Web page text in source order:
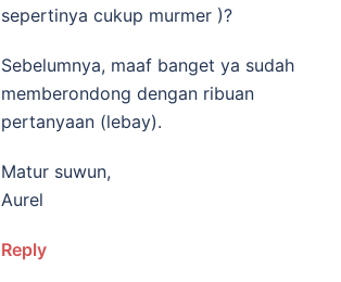
sepertinya cukup murmer )?
Sebelumnya, maaf banget ya sudah
memberondong dengan ribuan
pertanyaan (lebay).
Matur suwun,
Aurel
Reply